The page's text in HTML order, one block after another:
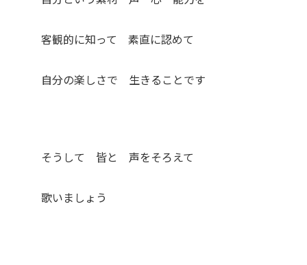
客観的に知って 素直に認めて
自分の楽しさで 生きることです
そうして 皆と 声をそろえて
歌いましょう